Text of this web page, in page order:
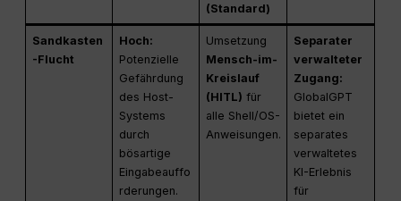
(Standard)
Sandkasten
-Flucht
Hoch:
Potenzielle
Gefährdung
des Host-
Systems
durch
bösartige
Eingabeauffo
rderungen.
Umsetzung
Mensch-im-
Kreislauf
(HITL) für
alle Shell/OS-
Anweisungen.
Separater
verwalteter
Zugang:
GlobalGPT
bietet ein
separates
verwaltetes
KI-Erlebnis
für